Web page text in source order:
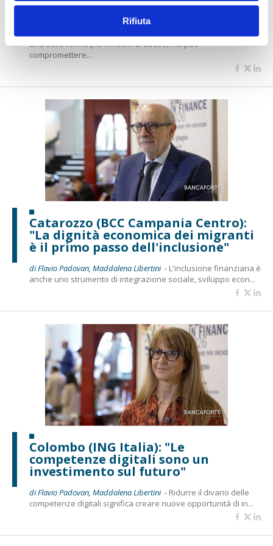
Rifiuta
La violenza economica è
una delle forme più invisibili di abuso, ma può
compromettere...
Catarozzo (BCC Campania Centro):
"La dignità economica dei migranti
è il primo passo dell'inclusione"
di Flavio Padovan, Maddalena Libertini - L'inclusione finanziaria è
anche uno strumento di integrazione sociale, sviluppo econ...
Colombo (ING Italia): "Le
competenze digitali sono un
investimento sul futuro"
di Flavio Padovan, Maddalena Libertini - Ridurre il divario delle
competenze digitali significa creare nuove opportunità di in...